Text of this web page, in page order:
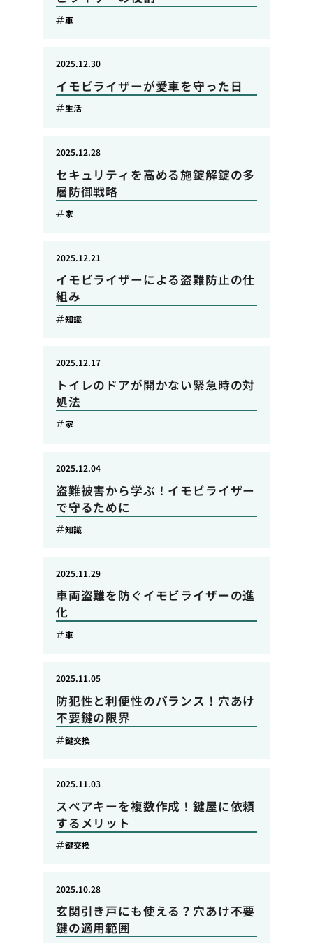
車
イモビライザーが愛車を守った日
2025.12.30
生活
セキュリティを高める施錠解錠の多
層防御戦略
2025.12.28
家
イモビライザーによる盗難防止の仕
組み
2025.12.21
知識
トイレのドアが開かない緊急時の対
処法
2025.12.17
家
盗難被害から学ぶ！イモビライザー
で守るために
2025.12.04
知識
車両盗難を防ぐイモビライザーの進
化
2025.11.29
車
防犯性と利便性のバランス！穴あけ
不要鍵の限界
2025.11.05
鍵交換
スペアキーを複数作成！鍵屋に依頼
するメリット
2025.11.03
鍵交換
玄関引き戸にも使える？穴あけ不要
鍵の適用範囲
2025.10.28